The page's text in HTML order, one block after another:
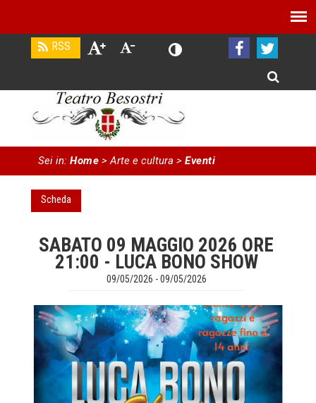
Sei in: Home > Arte e cultura > Eventi
Scheda
SABATO 09 MAGGIO 2026 ORE
21:00 - LUCA BONO SHOW
09/05/2026 - 09/05/2026